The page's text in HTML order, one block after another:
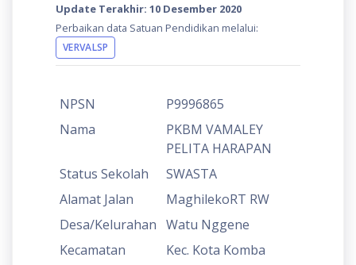
Update Terakhir: 10 Desember 2020
Perbaikan data Satuan Pendidikan melalui:
VERVALSP
NPSN
P9996865
Nama
PKBM VAMALEY
PELITA HARAPAN
Status Sekolah
SWASTA
Alamat Jalan
MaghilekoRT RW
Desa/Kelurahan Watu Nggene
Kecamatan
Kec. Kota Komba